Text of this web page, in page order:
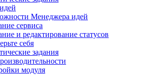
Менеджера идей
сервиса
и редактирование статусов
себя
задания
модуля